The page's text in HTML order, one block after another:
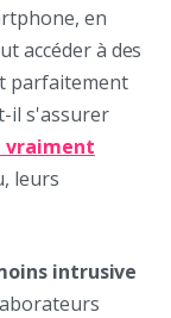
en
accéder à des
parfaitement
il s'assurer
vraiment
leurs
intrusive